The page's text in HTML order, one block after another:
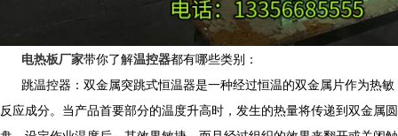
电热板厂家带你了解温控器都有哪些类别：
跳温控器： 双金属突跳式恒温器是一种经过恒温的双金属片作为热敏
反应成分。当产品首要部分的温度升高时，发生的热量将传递到双金属圆